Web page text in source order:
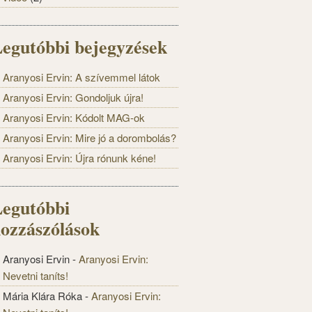
bejegyzések
Aranyosi Ervin: A szívemmel látok
Aranyosi Ervin: Gondoljuk újra!
Aranyosi Ervin: Kódolt MAG-ok
Aranyosi Ervin: Mire jó a dorombolás?
Aranyosi Ervin: Újra rónunk kéne!
Aranyosi Ervin-Aranyosi Ervin:
Nevetni taníts!
Mária Klára Róka-Aranyosi Ervin: